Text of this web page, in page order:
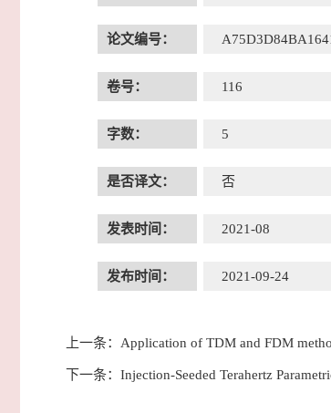
论文编号：
卷号： 116
字数： 5
是否译文： 否
发表时间： 2021-08
发布时间： 2021-09-24
上一条： Application of TDM and FDM
下一条： Injection-Seeded Terahertz